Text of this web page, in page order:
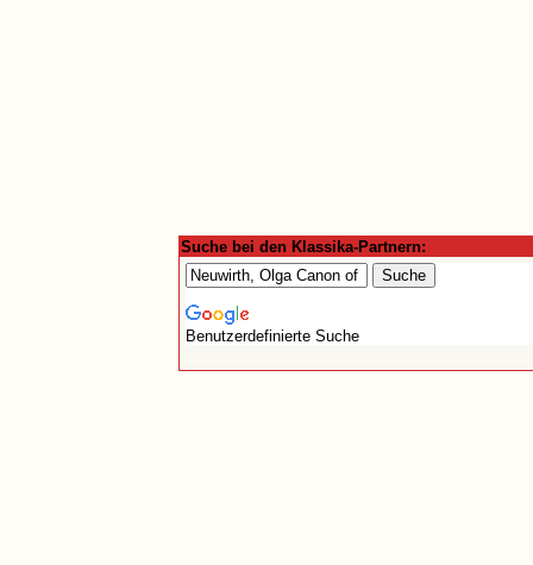
Suche bei den Klassika-Partnern:
Benutzerdefinierte Suche